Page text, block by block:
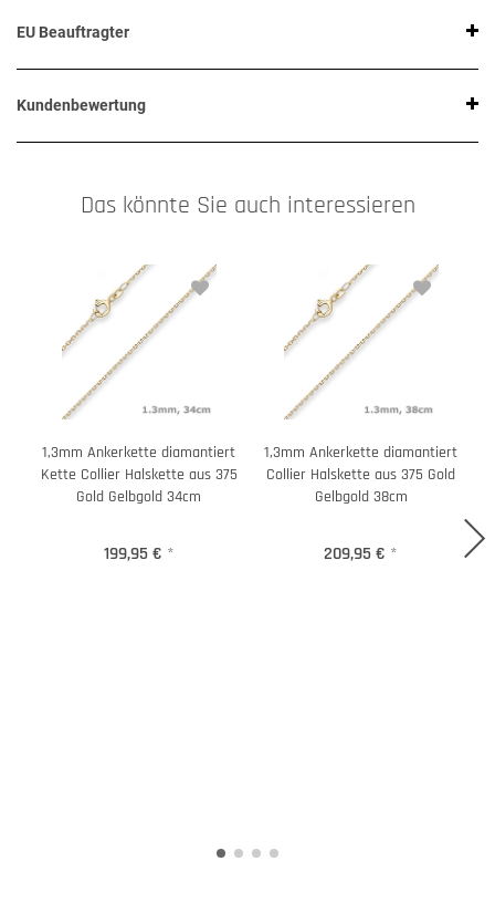
EU Beauftragter
Kundenbewertung
Das könnte Sie auch interessieren
1,3mm Ankerkette diamantiert
Kette Collier Halskette aus 375
Gold Gelbgold 34cm
199,95 € *
1,3mm Ankerkette diamantiert
Collier Halskette aus 375 Gold
Gelbgold 38cm
209,95 € *